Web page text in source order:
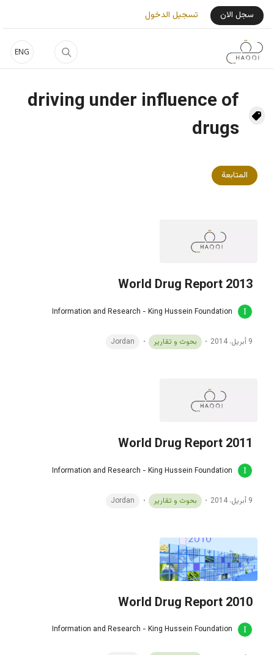
تجاوز إلى المحتوى الرئيسي
ENG
User Login Menu
سجل الان تسجيل الدخول
driving under influence of
drugs
المتابعة
World Drug Report 2013
Information and Research - King Hussein Foundation
9 أبريل، 2014 بحوث و تقارير Jordan
World Drug Report 2011
Information and Research - King Hussein Foundation
9 أبريل، 2014 بحوث و تقارير Jordan
World Drug Report 2010
Information and Research - King Hussein Foundation